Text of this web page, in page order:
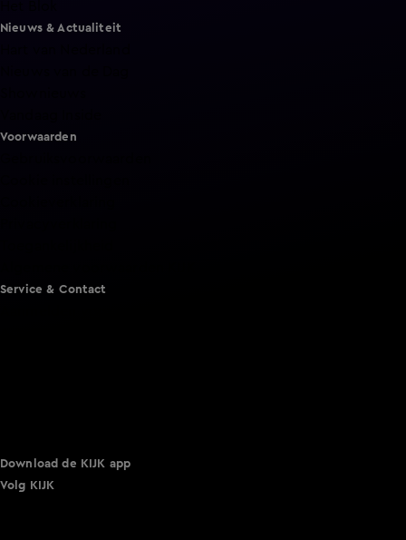
Nieuws & Actualiteit
Voorwaarden
Service & Contact
Download de KIJK app
Volg KIJK